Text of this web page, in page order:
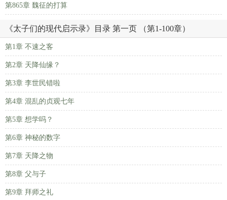
第865章 魏征的打算
《太子们的现代启示录》目录 第一页 （第1-100章）
第1章 不速之客
第2章 天降仙缘？
第3章 李世民错啦
第4章 混乱的贞观七年
第5章 想学吗？
第6章 神秘的数字
第7章 天降之物
第8章 父与子
第9章 拜师之礼